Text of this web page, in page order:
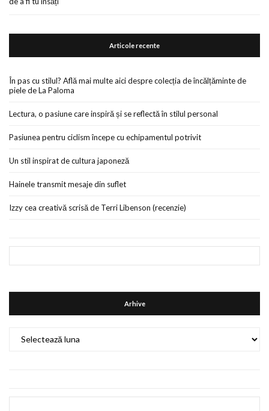
Articole recente
În pas cu stilul? Află mai multe aici despre colecția de încălțăminte de
piele de La Paloma
Lectura, o pasiune care inspiră și se reflectă în stilul personal
Pasiunea pentru ciclism începe cu echipamentul potrivit
Un stil inspirat de cultura japoneză
Hainele transmit mesaje din suflet
Izzy cea creativă scrisă de Terri Libenson (recenzie)
Arhive